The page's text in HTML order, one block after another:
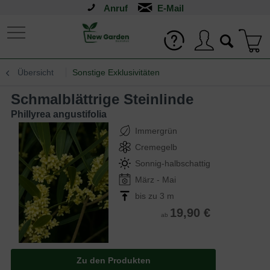
Anruf
Übersicht Sonstige Exklusivitäten
Schmalblättrige Steinlinde
Phillyrea angustifolia
Immergrün
Cremegelb
Sonnig-halbschattig
März - Mai
bis zu 3 m
ab 19,90 €
Zu den Produkten